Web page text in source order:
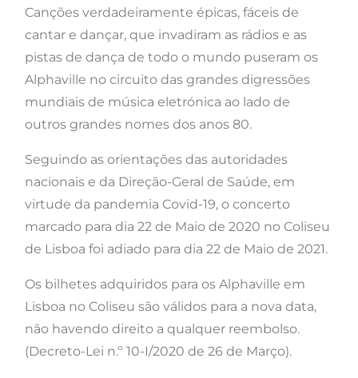
Canções verdadeiramente épicas, fáceis de
cantar e dançar, que invadiram as rádios e as
pistas de dança de todo o mundo puseram os
Alphaville no circuito das grandes digressões
mundiais de música eletrónica ao lado de
outros grandes nomes dos anos 80.
Seguindo as orientações das autoridades
nacionais e da Direção-Geral de Saúde, em
virtude da pandemia Covid-19, o concerto
marcado para dia 22 de Maio de 2020 no Coliseu
de Lisboa foi adiado para dia 22 de Maio de 2021.
Os bilhetes adquiridos para os Alphaville em
Lisboa no Coliseu são válidos para a nova data,
não havendo direito a qualquer reembolso.
(Decreto-Lei n.º 10-I/2020 de 26 de Março).